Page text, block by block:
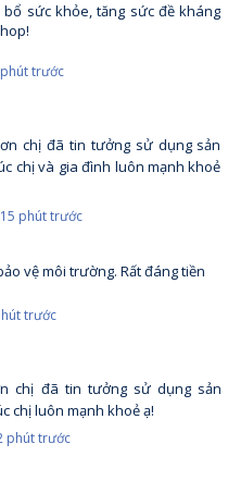
sức khỏe, tăng sức đề kháng
trước
chị đã tin tưởng sử dụng sản
chị và gia đình luôn mạnh khoẻ
15 phút trước
vệ môi trường. Rất đáng tiền
trước
chị đã tin tưởng sử dụng sản
chị luôn mạnh khoẻ ạ!
phút trước